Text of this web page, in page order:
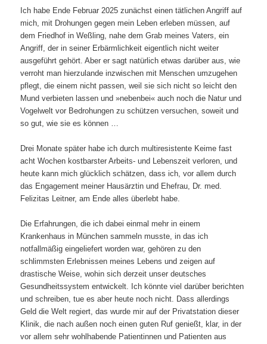
Ich habe Ende Februar 2025 zunächst einen tätlichen Angriff auf
mich, mit Drohungen gegen mein Leben erleben müssen, auf
dem Friedhof in Weßling, nahe dem Grab meines Vaters, ein
Angriff, der in seiner Erbärmlichkeit eigentlich nicht weiter
ausgeführt gehört. Aber er sagt natürlich etwas darüber aus, wie
verroht man hierzulande inzwischen mit Menschen umzugehen
pflegt, die einem nicht passen, weil sie sich nicht so leicht den
Mund verbieten lassen und »nebenbei« auch noch die Natur und
Vogelwelt vor Bedrohungen zu schützen versuchen, soweit und
so gut, wie sie es können …
Drei Monate später habe ich durch multiresistente Keime fast
acht Wochen kostbarster Arbeits- und Lebenszeit verloren, und
heute kann mich glücklich schätzen, dass ich, vor allem durch
das Engagement meiner Hausärztin und Ehefrau, Dr. med.
Felizitas Leitner, am Ende alles überlebt habe.
Die Erfahrungen, die ich dabei einmal mehr in einem
Krankenhaus in München sammeln musste, in das ich
notfallmäßig eingeliefert worden war, gehören zu den
schlimmsten Erlebnissen meines Lebens und zeigen auf
drastische Weise, wohin sich derzeit unser deutsches
Gesundheitssystem entwickelt. Ich könnte viel darüber berichten
und schreiben, tue es aber heute noch nicht. Dass allerdings
Geld die Welt regiert, das wurde mir auf der Privatstation dieser
Klinik, die nach außen noch einen guten Ruf genießt, klar, in der
vor allem sehr wohlhabende Patientinnen und Patienten aus